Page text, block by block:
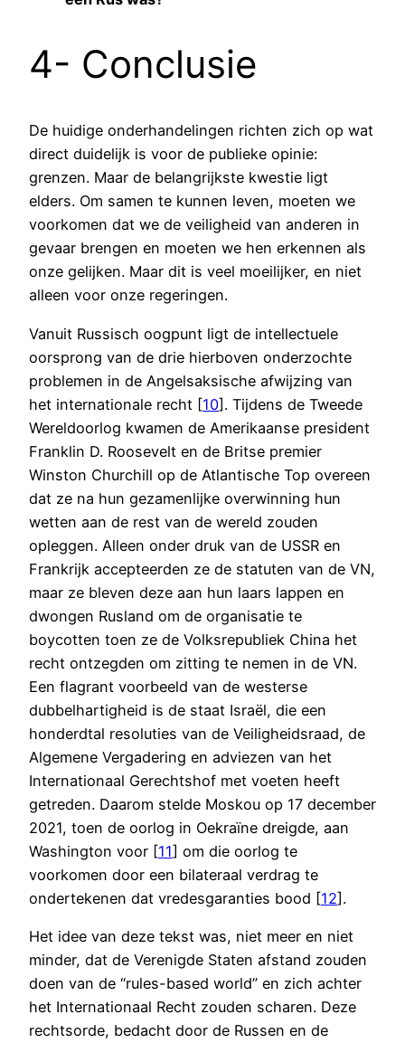
4- Conclusie
De huidige onderhandelingen richten zich op wat
direct duidelijk is voor de publieke opinie:
grenzen. Maar de belangrijkste kwestie ligt
elders. Om samen te kunnen leven, moeten we
voorkomen dat we de veiligheid van anderen in
gevaar brengen en moeten we hen erkennen als
onze gelijken. Maar dit is veel moeilijker, en niet
alleen voor onze regeringen.
Vanuit Russisch oogpunt ligt de intellectuele
oorsprong van de drie hierboven onderzochte
problemen in de Angelsaksische afwijzing van
het internationale recht [10]. Tijdens de Tweede
Wereldoorlog kwamen de Amerikaanse president
Franklin D. Roosevelt en de Britse premier
Winston Churchill op de Atlantische Top overeen
dat ze na hun gezamenlijke overwinning hun
wetten aan de rest van de wereld zouden
opleggen. Alleen onder druk van de USSR en
Frankrijk accepteerden ze de statuten van de VN,
maar ze bleven deze aan hun laars lappen en
dwongen Rusland om de organisatie te
boycotten toen ze de Volksrepubliek China het
recht ontzegden om zitting te nemen in de VN.
Een flagrant voorbeeld van de westerse
dubbelhartigheid is de staat Israël, die een
honderdtal resoluties van de Veiligheidsraad, de
Algemene Vergadering en adviezen van het
Internationaal Gerechtshof met voeten heeft
getreden. Daarom stelde Moskou op 17 december
2021, toen de oorlog in Oekraïne dreigde, aan
Washington voor [11] om die oorlog te
voorkomen door een bilateraal verdrag te
ondertekenen dat vredesgaranties bood [12].
Het idee van deze tekst was, niet meer en niet
minder, dat de Verenigde Staten afstand zouden
doen van de “rules-based world” en zich achter
het Internationaal Recht zouden scharen. Deze
rechtsorde, bedacht door de Russen en de